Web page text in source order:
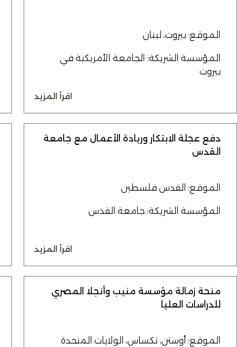
الموقع: بيروت، لبنان
المؤسسة الشريكة: الجامعة الأمريكية في
بيروت
اقرأ المزيد
دفع عجلة الابتكار وريادة الأعمال مع جامعة
القدس
الموقع: القدس فلسطين
المؤسسة الشريكة: جامعة القدس
اقرأ المزيد
منحة زمالة مؤسسة منيب وأنجلا المصري
للدراسات العليا
الموقع: أوستن، تكساس، الولايات المتحدة